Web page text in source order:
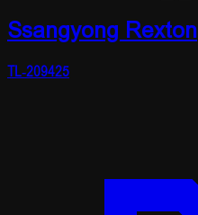
Ssangyong Rexton
TL-209425